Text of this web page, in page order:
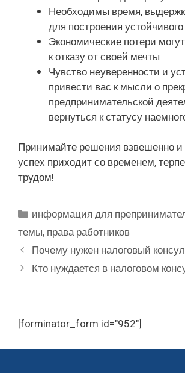
Необходимы время,
для построения
Экономические потери
к отказу от своей мечты
Чувство неуверенности и
привести вас к мысли о
предпринимательской
вернуться к статусу
Принимайте решения взвешенно и
успех приходит со временем,
трудом!
Рубрики
информация для
темы, права работников
Почему нужен налоговый
Кто нуждается в налоговом
[forminator_form id="952"]